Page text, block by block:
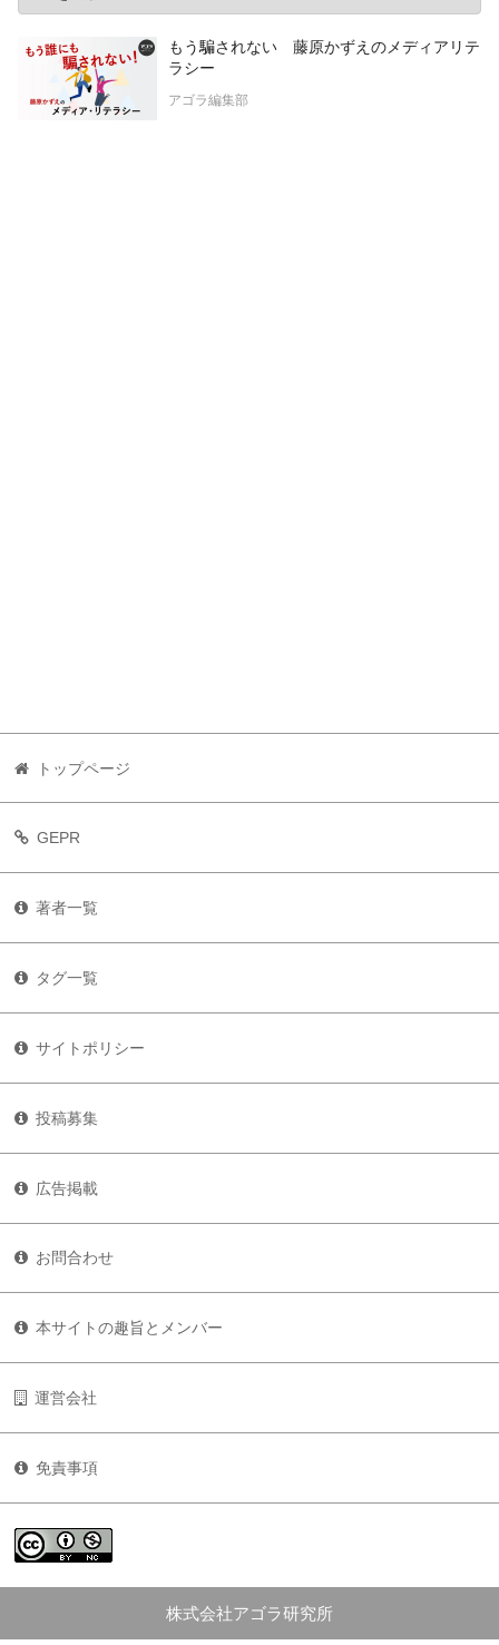
もう騙されない 藤原かずえのメディアリテ
ラシー
アゴラ編集部
トップページ
GEPR
著者一覧
タグ一覧
サイトポリシー
投稿募集
広告掲載
お問合わせ
本サイトの趣旨とメンバー
運営会社
免責事項
株式会社アゴラ研究所